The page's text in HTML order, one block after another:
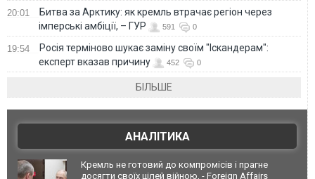
20:01
Битва за Арктику: як кремль втрачає регіон через
імперські амбіції, – ГУР
591 0
19:54
Росія терміново шукає заміну своїм "Іскандерам":
експерт вказав причину
452 0
БІЛЬШЕ
АНАЛІТИКА
Кремль не готовий до компромісів і прагне
досягти своїх цілей війною, - Foreign Affairs